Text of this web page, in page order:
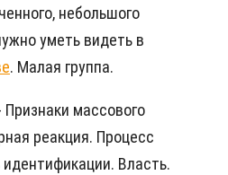
небольшого
уметь видеть в
. Малая группа.
массового
реакция. Процесс
Власть.